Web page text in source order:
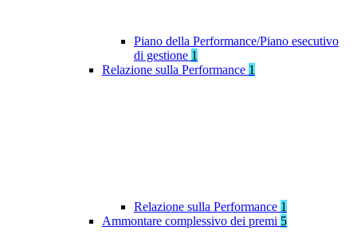
Piano della Performance/Piano esecutivo
di gestione 1
Relazione sulla Performance 1
Relazione sulla Performance 1
Ammontare complessivo dei premi 5